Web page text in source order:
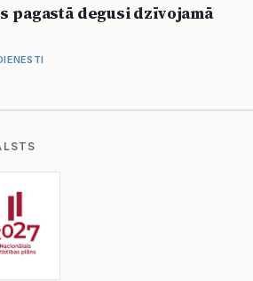
pagastā degusi dzīvojamā